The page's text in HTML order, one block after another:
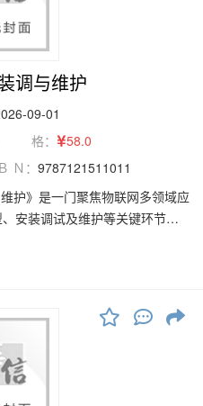
调与维护
09-01
格：
58.0
Ｎ： 9787121511011
护》是一门聚焦物联网多领域应
安装调试及维护等关键环节。
防、智慧农业和智慧城市五大
合应用，培养学生专业技能与
掌握传感器等设备选型与安装调
选型配置及系统维护全流程
—计划制订—任务实施—考核评
源，帮助学生直观理解各环节的
问题解决能力，鼓励学生创